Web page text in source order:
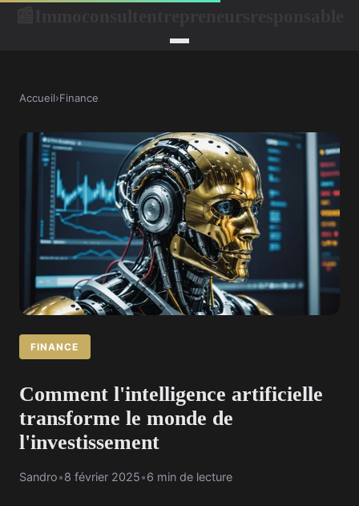
Accueil›Finance
FINANCE
Comment l'intelligence artificielle
transforme le monde de
l'investissement
Sandro•8 février 2025•6 min de lecture